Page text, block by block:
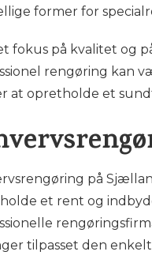
former for
fokus på kvalitet og
rengøring kan
at opretholde et
på
et rent og
tilpasset den